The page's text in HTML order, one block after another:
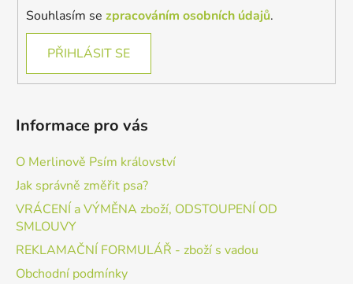
Souhlasím se zpracováním osobních údajů.
PŘIHLÁSIT SE
Informace pro vás
O Merlinově Psím království
Jak správně změřit psa?
VRÁCENÍ a VÝMĚNA zboží, ODSTOUPENÍ OD
SMLOUVY
REKLAMAČNÍ FORMULÁŘ - zboží s vadou
Obchodní podmínky